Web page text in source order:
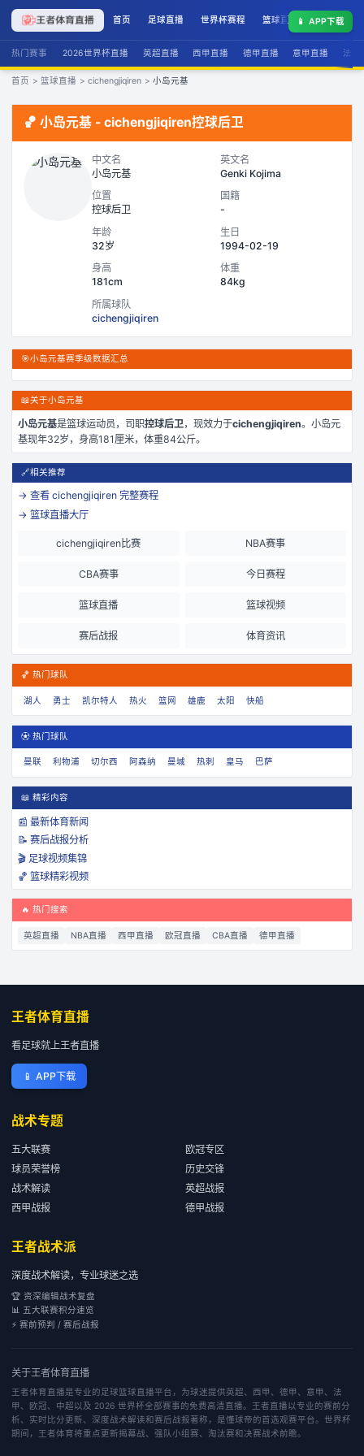
首页 足球直播 世界杯赛程 篮球直播 联赛积分
📱 APP下载
热门赛事 2026世界杯直播 英超直播 西甲直播 德甲直播 意甲直播 法甲
首页 > 篮球直播 > cichengjiqiren > 小岛元基
🏀 小岛元基 - cichengjiqiren控球后卫
中文名
小岛元基
英文名
Genki Kojima
位置
控球后卫
国籍
-
年龄
32岁
生日
1994-02-19
身高
181cm
体重
84kg
所属球队
cichengjiqiren
🎯小岛元基赛季级数据汇总
📖关于小岛元基
小岛元基是篮球运动员，司职控球后卫，现效力于cichengjiqiren。 小岛元
基现年32岁 ，身高181厘米，体重84公斤。
🔗相关推荐
→ 查看 cichengjiqiren 完整赛程
→ 篮球直播大厅
cichengjiqiren比赛 NBA赛事
CBA赛事 今日赛程
篮球直播 篮球视频
赛后战报 体育资讯
🏀 热门球队
湖人 勇士 凯尔特人 热火 篮网 雄鹿 太阳 快船
⚽ 热门球队
曼联 利物浦 切尔西 阿森纳 曼城 热刺 皇马 巴萨
📖 精彩内容
📰 最新体育新闻
📝 赛后战报分析
🎬 足球视频集锦
🏀 篮球精彩视频
🔥 热门搜索
英超直播 NBA直播 西甲直播 欧冠直播 CBA直播 德甲直播
王者体育直播
看足球就上王者直播
📱 APP下载
战术专题
五大联赛
欧冠专区
球员荣誉榜
历史交锋
战术解读
英超战报
西甲战报
德甲战报
王者战术派
深度战术解读，专业球迷之选
🏆 资深编辑战术复盘
📊 五大联赛积分速览
⚡ 赛前预判 / 赛后战报
关于王者体育直播
王者体育直播是专业的足球篮球直播平台，为球迷提供英超、西甲、德甲、意甲、法
甲、欧冠、中超以及 2026 世界杯全部赛事的免费高清直播。王者直播以专业的赛前分
析、实时比分更新、深度战术解读和赛后战报著称，是懂球帝的首选观赛平台。世界杯
期间，王者体育将重点更新揭幕战、强队小组赛、淘汰赛和决赛战术前瞻。